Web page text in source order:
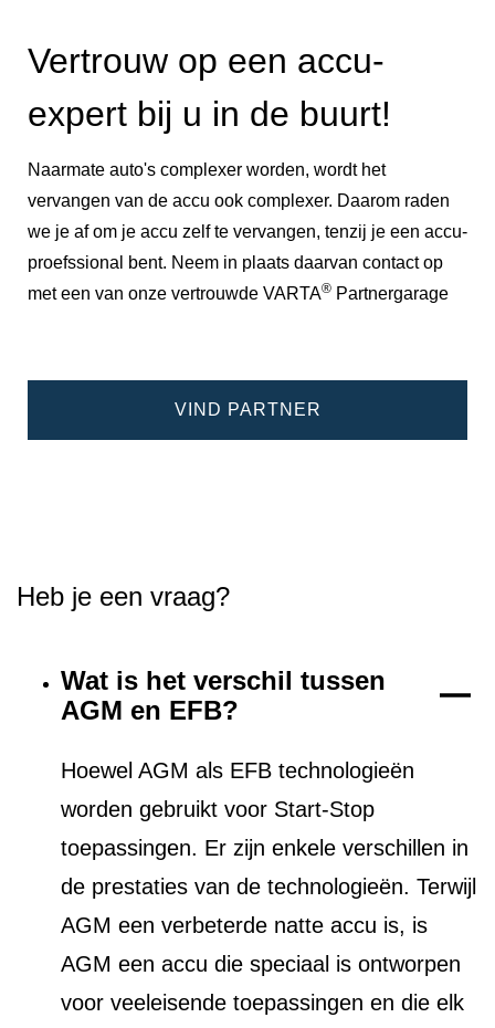
Vertrouw op een accu-
expert bij u in de buurt!
Naarmate auto's complexer worden, wordt het
vervangen van de accu ook complexer. Daarom raden
we je af om je accu zelf te vervangen, tenzij je een accu-
proefssional bent. Neem in plaats daarvan contact op
met een van onze vertrouwde VARTA® Partnergarage
VIND PARTNER
Heb je een vraag?
Wat is het verschil tussen
AGM en EFB?
Hoewel AGM als EFB technologieën
worden gebruikt voor Start-Stop
toepassingen. Er zijn enkele verschillen in
de prestaties van de technologieën. Terwijl
AGM een verbeterde natte accu is, is
AGM een accu die speciaal is ontworpen
voor veeleisende toepassingen en die elk